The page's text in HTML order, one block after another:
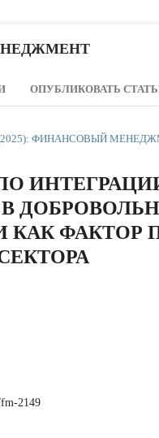
ОПУБЛИКОВАТЬ
ФИНАНСОВЫЙ
В
КАК
2149